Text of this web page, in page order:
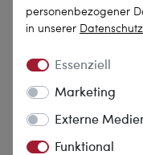
personenbezogener
in unserer
Essenziell
Marketing
Externe
Funktional